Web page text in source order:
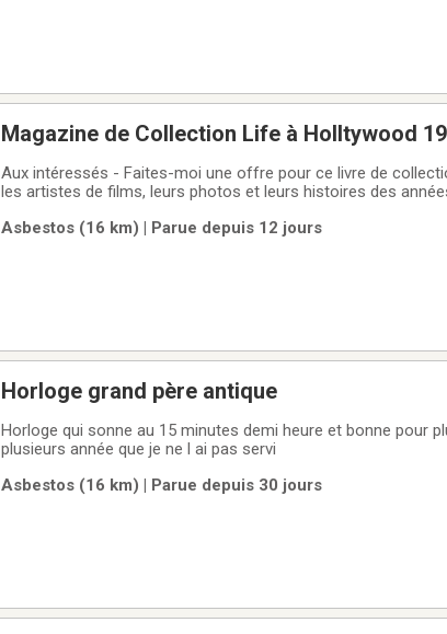
Magazine de Collection Life à Holltywood
Aux intéressés - Faites-moi une offre pour ce livre de
les artistes de films, leurs photos et leurs histoires des
Asbestos (16 km) | Parue depuis 12 jours
Horloge grand père antique
Horloge qui sonne au 15 minutes demi heure et bonne pour plusieurs jours à besoins d un tune up car
plusieurs année que je ne l ai pas servi
Asbestos (16 km) | Parue depuis 30 jours